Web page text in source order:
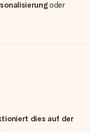
oder
dies auf der